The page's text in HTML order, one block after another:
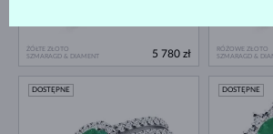
ŻÓŁTE ZŁOTO
SZMARAGD & DIAMENT
5 780 zł
RÓŻOWE ZŁOTO
SZMARAGD &
DOSTĘPNE DOSTĘPNE